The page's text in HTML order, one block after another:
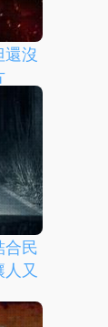
還沒
合民
又